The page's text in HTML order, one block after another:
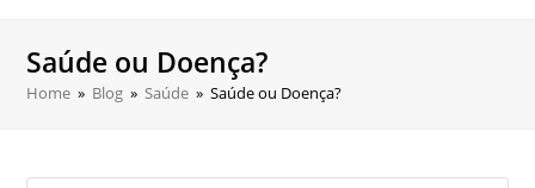
Saúde ou Doença?
Home » Blog » Saúde » Saúde ou Doença?